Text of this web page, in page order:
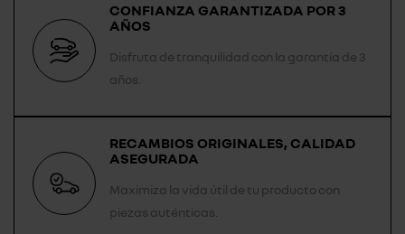
CONFIANZA GARANTIZADA POR 3
AÑOS
Disfruta de tranquilidad con la garantía de 3
años.
RECAMBIOS ORIGINALES, CALIDAD
ASEGURADA
Maximiza la vida útil de tu producto con
piezas auténticas.